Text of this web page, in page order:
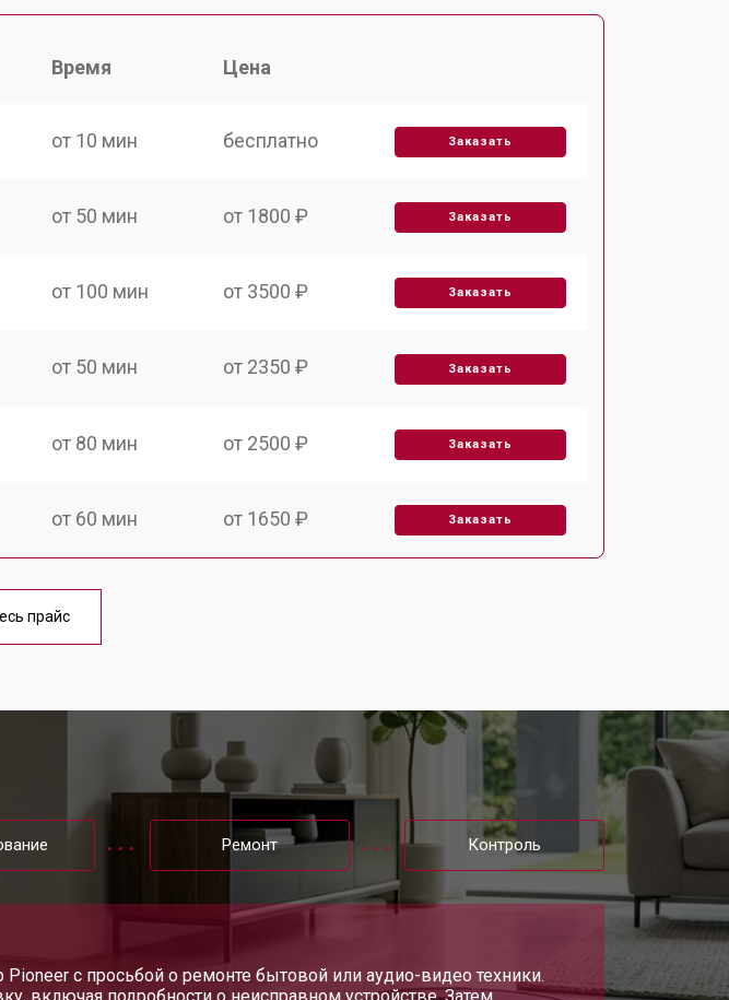
Время Цена
от 10 мин бесплатно Заказать
от 50 мин от 1800 ₽ Заказать
от 100 мин от 3500 ₽ Заказать
от 50 мин от 2350 ₽ Заказать
от 80 мин от 2500 ₽ Заказать
от 60 мин от 1650 ₽ Заказать
от 50 мин
прайс
Ремонт Контроль
с просьбой о ремонте бытовой или аудио-видео техники.
включая подробности о неисправном устройстве. Затем